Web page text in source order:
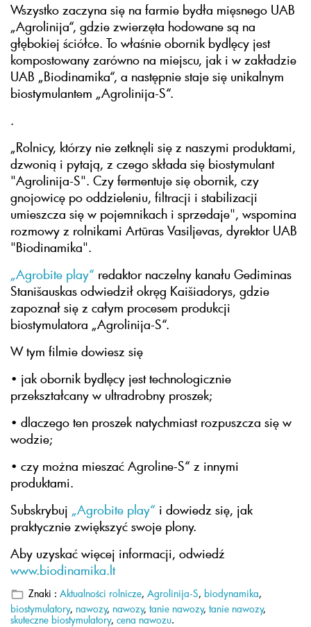
Wszystko zaczyna się na farmie bydła mięsnego UAB
„Agrolinija“, gdzie zwierzęta hodowane są na
głębokiej ściółce. To właśnie obornik bydlęcy jest
kompostowany zarówno na miejscu, jak i w zakładzie
UAB „Biodinamika“, a następnie staje się unikalnym
biostymulantem „Agrolinija-S“.
.
„Rolnicy, którzy nie zetknęli się z naszymi produktami,
dzwonią i pytają, z czego składa się biostymulant
"Agrolinija-S". Czy fermentuje się obornik, czy
gnojowicę po oddzieleniu, filtracji i stabilizacji
umieszcza się w pojemnikach i sprzedaje", wspomina
rozmowy z rolnikami Artūras Vasiljevas, dyrektor UAB
"Biodinamika".
„Agrobite play“ redaktor naczelny kanału Gediminas
Stanišauskas odwiedził okręg Kaišiadorys, gdzie
zapoznał się z całym procesem produkcji
biostymulatora „Agrolinija-S“.
W tym filmie dowiesz się
• jak obornik bydlęcy jest technologicznie
przekształcany w ultradrobny proszek;
• dlaczego ten proszek natychmiast rozpuszcza się w
wodzie;
• czy można mieszać Agroline-S“ z innymi
produktami.
Subskrybuj „Agrobite play“ i dowiedz się, jak
praktycznie zwiększyć swoje plony.
Aby uzyskać więcej informacji, odwiedź
www.biodinamika.lt
Znaki : Aktualności rolnicze, Agrolinija-S, biodynamika,
biostymulatory, nawozy, nawozy, tanie nawozy, tanie nawozy,
skuteczne biostymulatory, cena nawozu.